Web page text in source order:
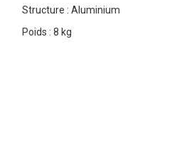
Structure : Aluminium
Poids : 8 kg